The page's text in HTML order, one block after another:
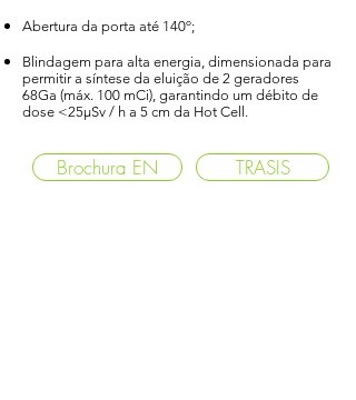
Abertura da porta até 140º;
Blindagem para alta energia, dimensionada para
permitir a síntese da eluição de 2 geradores
68Ga (máx. 100 mCi), garantindo um débito de
dose <25µSv / h a 5 cm da Hot Cell.
Brochura EN TRASIS